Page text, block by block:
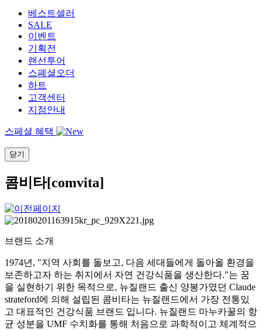
베스트셀러
SALE
이벤트
기획전
랜선투어
스폐셜오더
하트
고객센터
지점안내
스페셜 혜택
닫기
콤비타[comvita]
브랜드 소개
1974년, "지역 사회를 돌보고, 다음 세대들에게 돌아올 환경을
보존하고자 하는 취지에서 자연 건강식품을 생산한다."는 꿈
을 실현하기 위한 목적으로, 뉴질랜드 출신 양봉가였던 Claude
strateford에 의해 설립된 콤비타는 뉴질랜드에서 가장 전통있
고 대표적인 건강식품 브랜드 입니다. 뉴질랜드 마누카꿀의 항
균 성분을 UMF 수치화를 통해 처음으로 과학적이고 체계적으